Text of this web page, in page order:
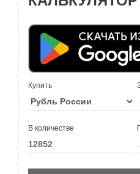
Купить
В количестве